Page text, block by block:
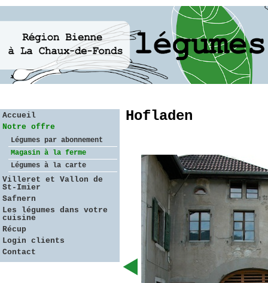
Accueil
Notre offre
Légumes par abonnement
Magasin à la ferme
Légumes à la carte
Villeret et Vallon de
St-Imier
Safnern
Les légumes dans votre
cuisine
Récup
Login clients
Contact
Hofladen